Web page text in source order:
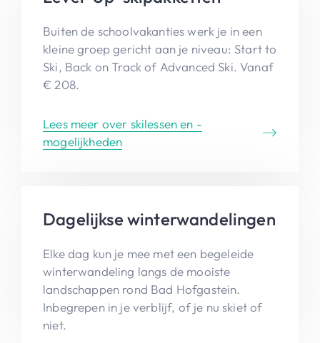
Buiten de schoolvakanties werk je in een
kleine groep gericht aan je niveau: Start to
Ski, Back on Track of Advanced Ski. Vanaf
€ 208.
Lees meer over skilessen en -
mogelijkheden
Dagelijkse winterwandelingen
Elke dag kun je mee met een begeleide
winterwandeling langs de mooiste
landschappen rond Bad Hofgastein.
Inbegrepen in je verblijf, of je nu skiet of
niet.